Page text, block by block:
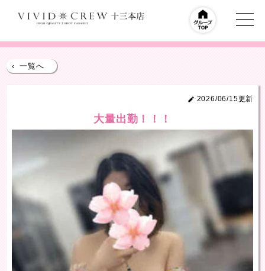
‹ 一覧へ
2026/06/15更新
大量出勤！！！